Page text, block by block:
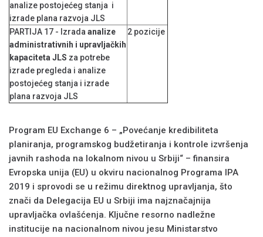
analize postojećeg stanja i
izrade plana razvoja JLS
PARTIJA 17 - Izrada analize
administrativnih i upravljačkih
kapaciteta JLS za potrebe
izrade pregleda i analize
postojećeg stanja i izrade
plana razvoja JLS
2 pozicije
Program EU Exchange 6 – „Povećanje kredibiliteta
planiranja, programskog budžetiranja i kontrole izvršenja
javnih rashoda na lokalnom nivou u Srbiji“ – finansira
Evropska unija (EU) u okviru nacionalnog Programa IPA
2019 i sprovodi se u režimu direktnog upravljanja, što
znači da Delegacija EU u Srbiji ima najznačajnija
upravljačka ovlašćenja. Ključne resorno nadležne
institucije na nacionalnom nivou jesu Ministarstvo